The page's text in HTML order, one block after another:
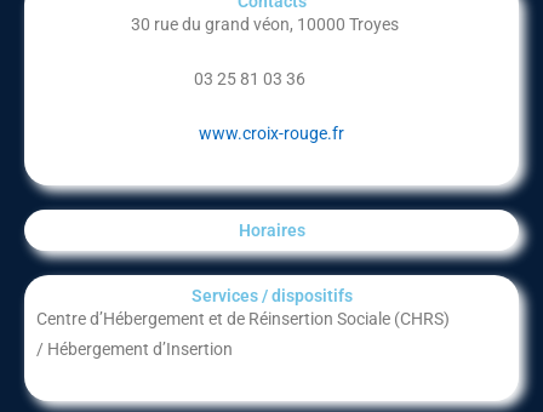
30 rue du grand véon, 10000 Troyes
03 25 81 03 36
www.croix-rouge.fr
Horaires
Services / dispositifs​
Centre d’Hébergement et de Réinsertion Sociale (CHRS)
/ Hébergement d’Insertion